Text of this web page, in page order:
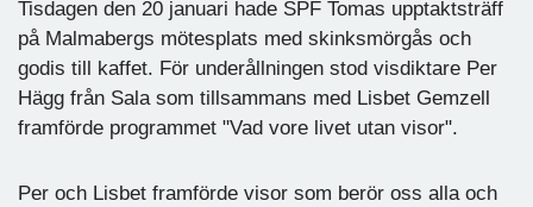
Tisdagen den 20 januari hade SPF Tomas upptaktsträff
på Malmabergs mötesplats med skinksmörgås och
godis till kaffet. För underållningen stod visdiktare Per
Hägg från Sala som tillsammans med Lisbet Gemzell
framförde programmet "Vad vore livet utan visor".
Per och Lisbet framförde visor som berör oss alla och